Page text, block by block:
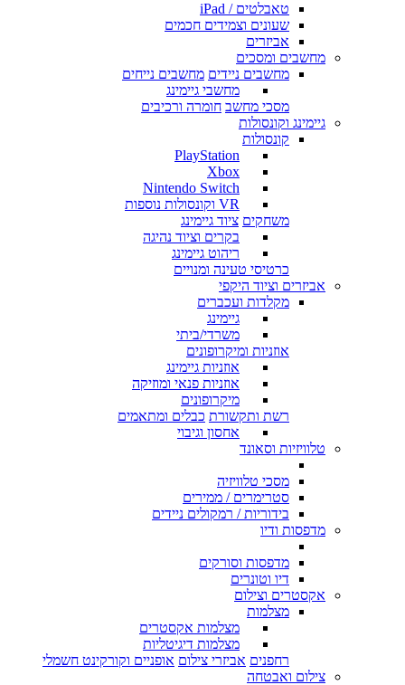
טאבלטים / iPad
שעונים וצמידים חכמים
אביזרים
מחשבים ומסכים
מחשבים ניידים מחשבים נייחים
מחשבי גיימינג
מסכי מחשב חומרה ורכיבים
גיימינג וקונסולות
קונסולות
PlayStation
Xbox
Nintendo Switch
VR וקונסולות נוספות
משחקים ציוד גיימינג
בקרים וציוד נהיגה
ריהוט גיימינג
כרטיסי טעינה ומנויים
אביזרים וציוד היקפי
מקלדות ועכברים
גיימינג
משרדי/ביתי
אוזניות ומיקרופונים
אוזניות גיימינג
אוזניות פנאי ומוזיקה
מיקרופונים
רשת ותקשורת כבלים ומתאמים
אחסון וגיבוי
טלוויזיות וסאונד
מסכי טלוויזיה
סטרימרים / ממירים
בידוריות / רמקולים ניידים
מדפסות ודיו
מדפסות וסורקים
דיו וטונרים
אקסטרים וצילום
מצלמות
מצלמות אקסטרים
מצלמות דיגיטליות
רחפנים אביזרי צילום אופניים וקורקינט חשמלי
צילום ואבטחה